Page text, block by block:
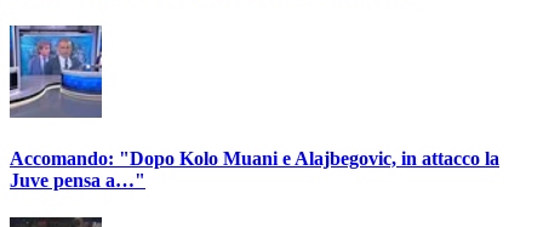
Accomando: "Dopo Kolo Muani e Alajbegovic, in attacco la
Juve pensa a…"